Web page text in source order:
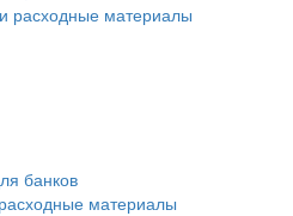
расходные материалы
банков
материалы